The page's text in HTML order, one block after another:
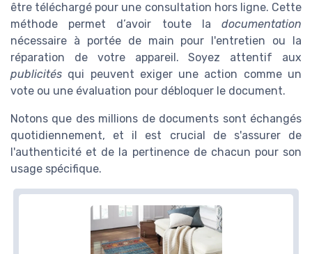
être téléchargé pour une consultation hors ligne. Cette
méthode permet d’avoir toute la documentation
nécessaire à portée de main pour l'entretien ou la
réparation de votre appareil. Soyez attentif aux
publicités qui peuvent exiger une action comme un
vote ou une évaluation pour débloquer le document.
Notons que des millions de documents sont échangés
quotidiennement, et il est crucial de s'assurer de
l'authenticité et de la pertinence de chacun pour son
usage spécifique.